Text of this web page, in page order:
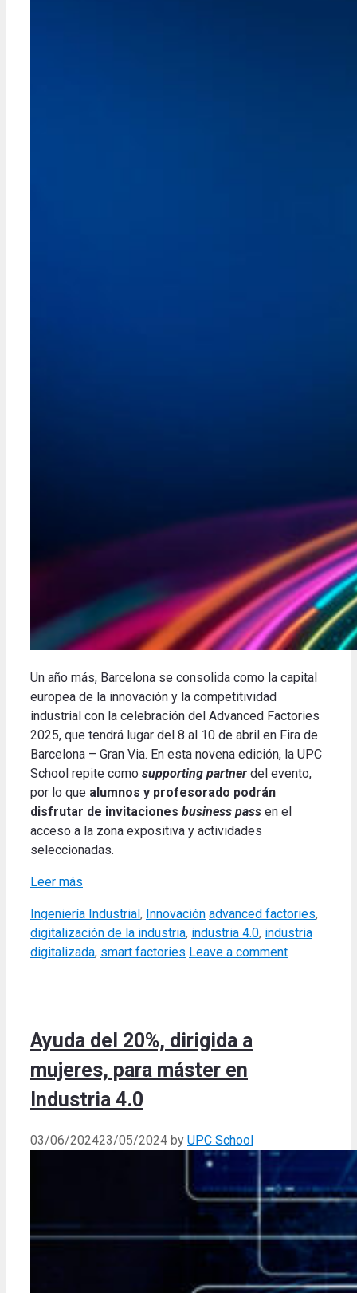
Un año más, Barcelona se consolida como la capital
europea de la innovación y la competitividad
industrial con la celebración del Advanced Factories
2025, que tendrá lugar del 8 al 10 de abril en Fira de
Barcelona – Gran Via. En esta novena edición, la UPC
School repite como supporting partner del evento,
por lo que alumnos y profesorado podrán
disfrutar de invitaciones business pass en el
acceso a la zona expositiva y actividades
seleccionadas.
Leer más
Categories
Ingeniería Industrial, Innovación Tags
advanced factories,
digitalización de la industria, industria 4.0, industria
digitalizada, smart factories Leave a comment
Ayuda del 20%, dirigida a
mujeres, para máster en
Industria 4.0
03/06/202423/05/2024 by UPC School